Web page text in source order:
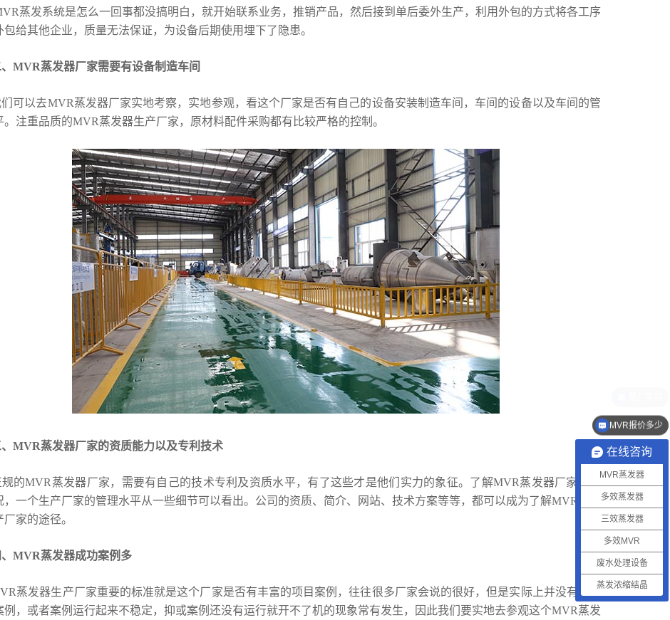
蒸发系统是怎么一回事都没搞明白，就开始联系业务，推销产品，然后接到单后委外生产，利用外包的方式将各工序
包给其他企业，质量无法保证，为设备后期使用埋下了隐患。
MVR蒸发器厂家需要有设备制造车间
以去MVR蒸发器厂家实地考察，实地参观，看这个厂家是否有自己的设备安装制造车间，车间的设备以及车间的管
。注重品质的MVR蒸发器生产厂家，原材料配件采购都有比较严格的控制。
、MVR蒸发器厂家的资质能力以及专利技术
MVR蒸发器厂家，需要有自己的技术专利及资质水平，有了这些才是他们实力的象征。了解MVR蒸发器厂家的基
，一个生产厂家的管理水平从一些细节可以看出。公司的资质、简介、网站、技术方案等等，都可以成为了解MVR蒸发
家的途径。
、MVR蒸发器成功案例多
发器生产厂家重要的标准就是这个厂家是否有丰富的项目案例，往往很多厂家会说的很好，但是实际上并没有特别
例，或者案例运行起来不稳定，抑或案例还没有运行就开不了机的现象常有发生，因此我们要实地去参观这个MVR蒸发
在线咨询
MVR蒸发器
多效蒸发器
三效蒸发器
多效MVR
废水处理设备
蒸发浓缩结晶
MVR报价多少